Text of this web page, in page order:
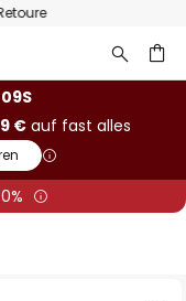
09S
€auf fast alles